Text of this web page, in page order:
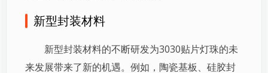
新型封装材料
新型封装材料的不断研发为3030贴片灯珠的未
来发展带来了新的机遇。例如，陶瓷基板、硅胶封